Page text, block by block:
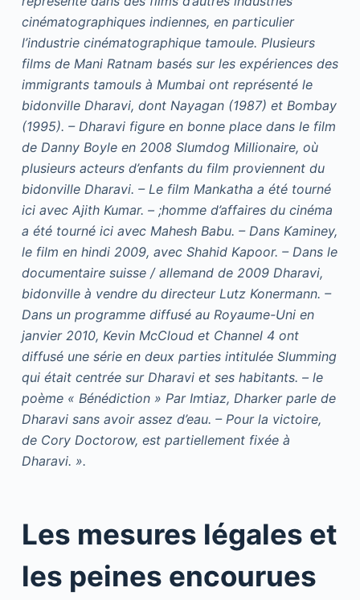
Les mesures légales et
les peines encourues